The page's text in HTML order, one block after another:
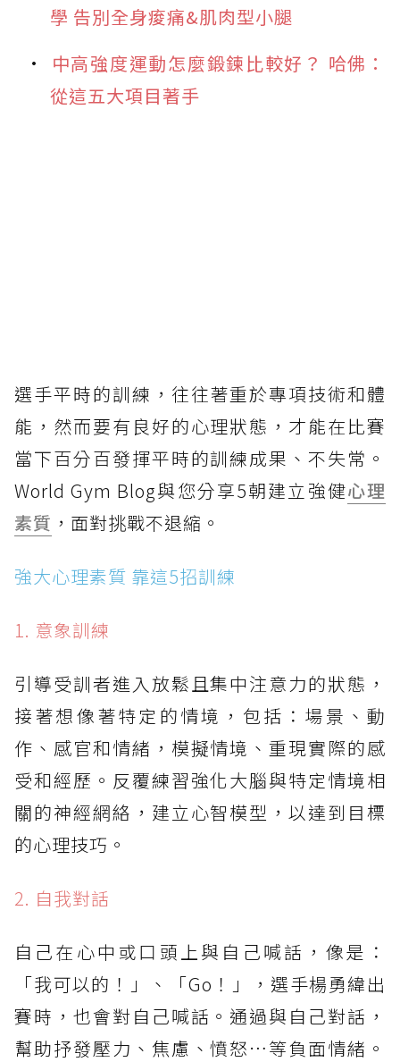
學 告別全身痠痛&肌肉型小腿
中高強度運動怎麼鍛鍊比較好？ 哈佛：
從這五大項目著手
選手平時的訓練，往往著重於專項技術和體
能，然而要有良好的心理狀態，才能在比賽
當下百分百發揮平時的訓練成果、不失常。
World Gym Blog與您分享5朝建立強健心理
素質 ，面對挑戰不退縮。
強大心理素質 靠這5招訓練
1. 意象訓練
引導受訓者進入放鬆且集中注意力的狀態，
接著想像著特定的情境，包括：場景、動
作、感官和情緒，模擬情境、重現實際的感
受和經歷。反覆練習強化大腦與特定情境相
關的神經網絡，建立心智模型，以達到目標
的心理技巧。
2. 自我對話
自己在心中或口頭上與自己喊話，像是：
「我可以的！」、「Go！」，選手楊勇緯出
賽時，也會對自己喊話。通過與自己對話，
幫助抒發壓力、焦慮、憤怒…等負面情緒。